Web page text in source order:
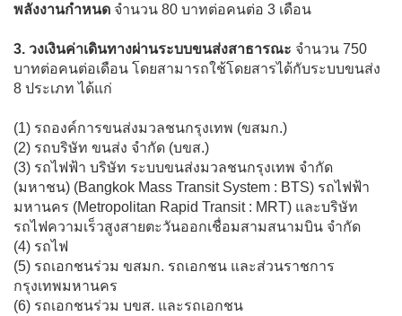
พลังงานกำหนด จำนวน 80 บาทต่อคนต่อ 3 เดือน
3. วงเงินค่าเดินทางผ่านระบบขนส่งสาธารณะ จำนวน 750
บาทต่อคนต่อเดือน โดยสามารถใช้โดยสารได้กับระบบขนส่ง
8 ประเภท ได้แก่
(1) รถองค์การขนส่งมวลชนกรุงเทพ (ขสมก.)
(2) รถบริษัท ขนส่ง จำกัด (บขส.)
(3) รถไฟฟ้า บริษัท ระบบขนส่งมวลชนกรุงเทพ จำกัด
(มหาชน) (Bangkok Mass Transit System : BTS) รถไฟฟ้า
มหานคร (Metropolitan Rapid Transit : MRT) และบริษัท
รถไฟความเร็วสูงสายตะวันออกเชื่อมสามสนามบิน จำกัด
(4) รถไฟ
(5) รถเอกชนร่วม ขสมก. รถเอกชน และส่วนราชการ
กรุงเทพมหานคร
(6) รถเอกชนร่วม บขส. และรถเอกชน